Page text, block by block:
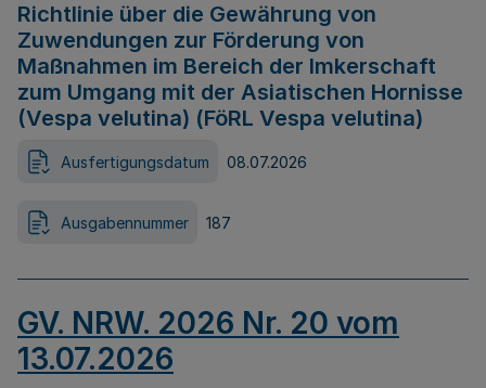
Richtlinie über die Gewährung von
Zuwendungen zur Förderung von
Maßnahmen im Bereich der Imkerschaft
zum Umgang mit der Asiatischen Hornisse
(Vespa velutina) (FöRL Vespa velutina)
Ausfertigungsdatum 08.07.2026
Ausgabennummer 187
GV. NRW. 2026 Nr. 20 vom
13.07.2026